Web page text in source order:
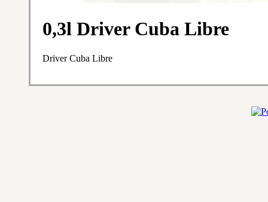
0,3l Driver Cuba Libre
Driver Cuba Libre